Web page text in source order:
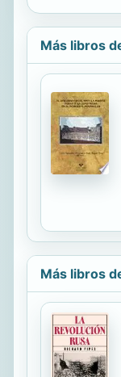
Más libros
Más libros